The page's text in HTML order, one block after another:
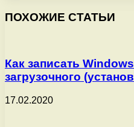
ПОХОЖИЕ СТАТЬИ
Как записать
загрузочного
17.02.2020